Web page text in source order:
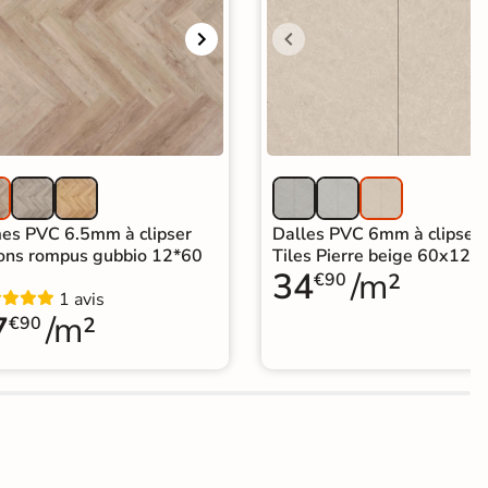
PVC 6.5mm à clipser
rompus gubbio 12*60
1 avis
€90 /m²
Dalles PVC 6mm à clipser
Tiles Pierre beige 60x120
34€90 /m²